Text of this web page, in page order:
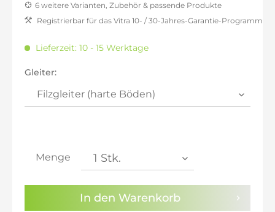
Preisalarm aktivieren
inkl. 16% MwSt.: 326,55 €
inkl. 21% MwSt.: 340,63 €
inkl. 21% MwSt.: 340,63 €
inkl. 22% MwSt.: 343,45 €
6 weitere Varianten, Zubehör & passende Produkte
Registrierbar für das Vitra 10- / 30-Jahres-Garantie-Programm
Lieferzeit: 10 - 15 Werktage
Gleiter:
Menge
In den Warenkorb